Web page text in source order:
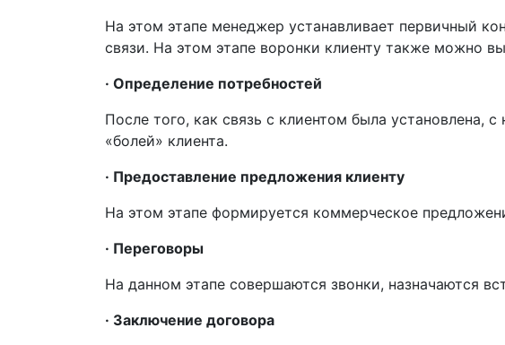
На этом этапе менеджер устанавливает первичный
связи. На этом этапе воронки клиенту также можно
· Определение потребностей
После того, как связь с клиентом была установлена,
«болей» клиента.
· Предоставление предложения клиенту
На этом этапе формируется коммерческое
· Переговоры
На данном этапе совершаются звонки, назначаются
· Заключение договора